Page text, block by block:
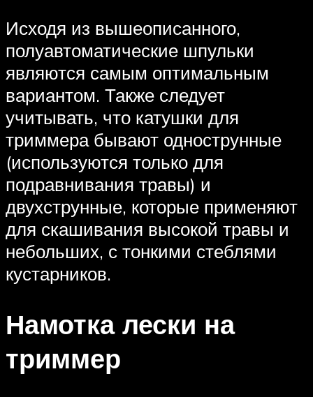
Исходя из вышеописанного,
полуавтоматические шпульки
являются самым оптимальным
вариантом. Также следует
учитывать, что катушки для
триммера бывают однострунные
(используются только для
подравнивания травы) и
двухструнные, которые применяют
для скашивания высокой травы и
небольших, с тонкими стеблями
кустарников.
Намотка лески на
триммер